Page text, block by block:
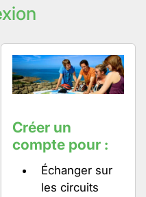
Créer un
compte pour :
Échanger sur
les circuits